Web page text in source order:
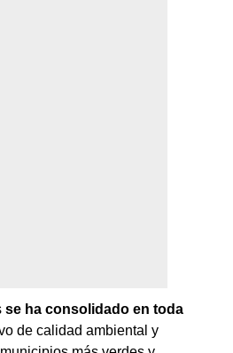
se ha consolidado en toda
de calidad ambiental y